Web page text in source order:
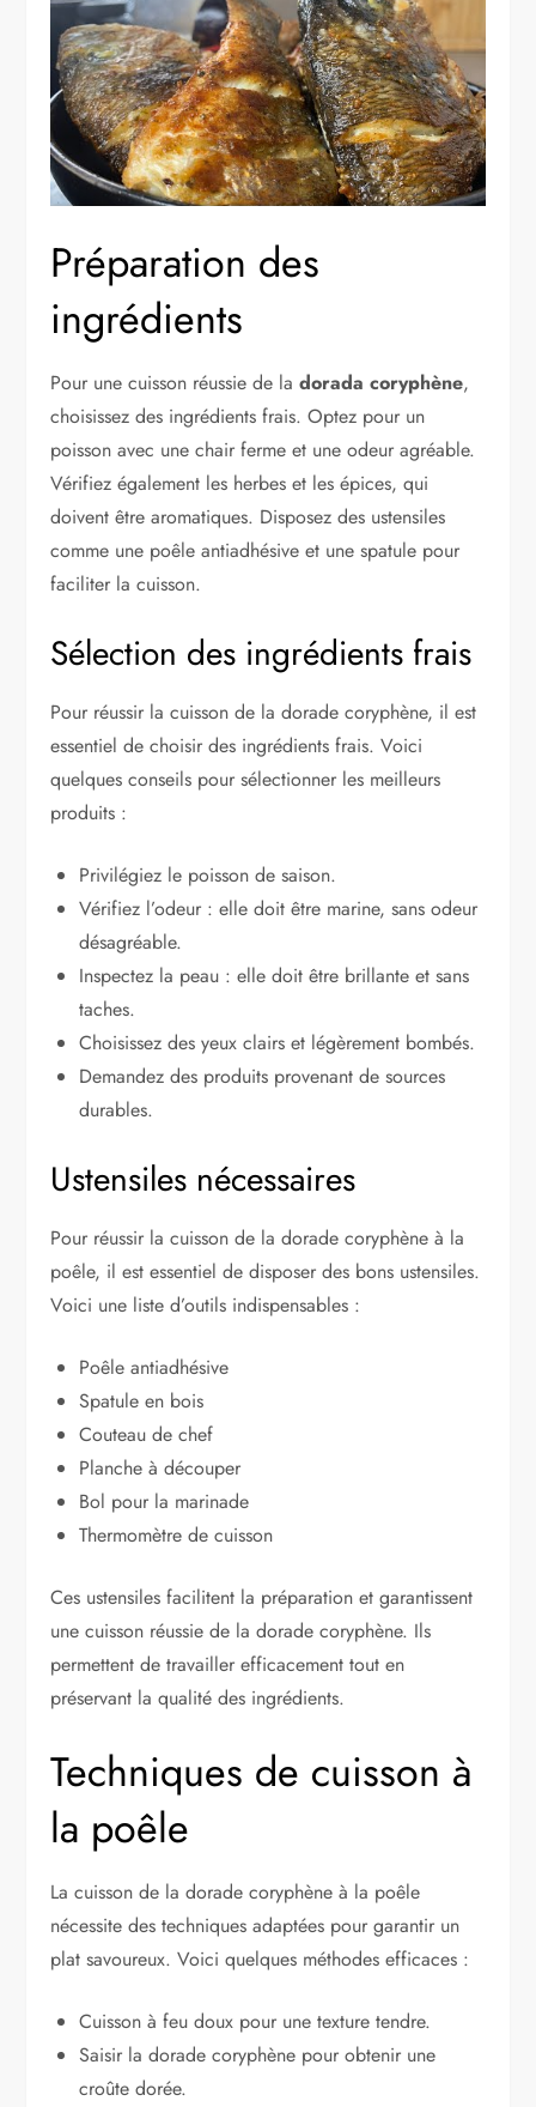
Préparation des
ingrédients
Pour une cuisson réussie de ladorada coryphène,
choisissez des ingrédients frais. Optez pour un
poisson avec une chair ferme et une odeur agréable.
Vérifiez également les herbes et les épices, qui
doivent être aromatiques. Disposez des ustensiles
comme une poêle antiadhésive et une spatule pour
faciliter la cuisson.
Sélection des ingrédients frais
Pour réussir la cuisson de la dorade coryphène, il est
essentiel de choisir des ingrédients frais. Voici
quelques conseils pour sélectionner les meilleurs
produits :
Privilégiez le poisson de saison.
Vérifiez l’odeur : elle doit être marine, sans odeur
désagréable.
Inspectez la peau : elle doit être brillante et sans
taches.
Choisissez des yeux clairs et légèrement bombés.
Demandez des produits provenant de sources
durables.
Ustensiles nécessaires
Pour réussir la cuisson de la dorade coryphène à la
poêle, il est essentiel de disposer des bons ustensiles.
Voici une liste d’outils indispensables :
Poêle antiadhésive
Spatule en bois
Couteau de chef
Planche à découper
Bol pour la marinade
Thermomètre de cuisson
Ces ustensiles facilitent la préparation et garantissent
une cuisson réussie de la dorade coryphène. Ils
permettent de travailler efficacement tout en
préservant la qualité des ingrédients.
Techniques de cuisson à
la poêle
La cuisson de la dorade coryphène à la poêle
nécessite des techniques adaptées pour garantir un
plat savoureux. Voici quelques méthodes efficaces :
Cuisson à feu doux pour une texture tendre.
Saisir la dorade coryphène pour obtenir une
croûte dorée.